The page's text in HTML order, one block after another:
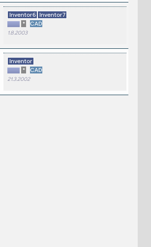
Inventor6 Inventor7
*
CAD
1.8.2003
Inventor
*
CAD
21.3.2002